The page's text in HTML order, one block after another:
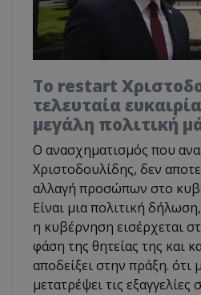
Το restart
τελευταία
μεγάλη πολιτική
Ο ανασχηματισμός που
Χριστοδουλίδης, δεν
αλλαγή προσώπων στο
Είναι μια πολιτική
η κυβέρνηση εισέρχεται
φάση της θητείας της και
αποδείξει στην πράξη. ότι
μετατρέψει τις εξαγγελίες